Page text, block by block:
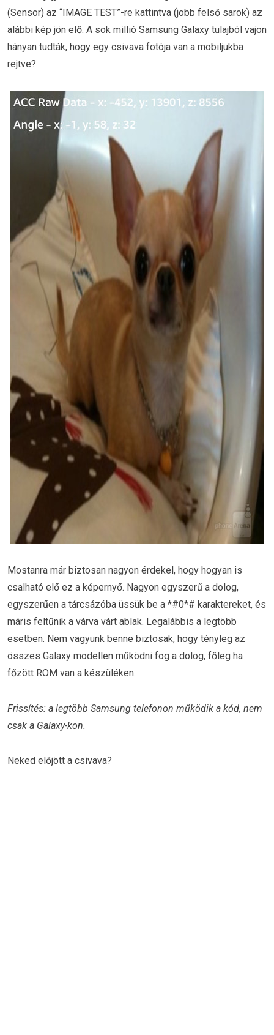
(Sensor) az “IMAGE TEST”-re kattintva (jobb felső sarok) az
alábbi kép jön elő. A sok millió Samsung Galaxy tulajból vajon
hányan tudták, hogy egy csivava fotója van a mobiljukba
rejtve?
Mostanra már biztosan nagyon érdekel, hogy hogyan is
csalható elő ez a képernyő. Nagyon egyszerű a dolog,
egyszerűen a tárcsázóba üssük be a *#0*# karaktereket, és
máris feltűnik a várva várt ablak. Legalábbis a legtöbb
esetben. Nem vagyunk benne biztosak, hogy tényleg az
összes Galaxy modellen működni fog a dolog, főleg ha
főzött ROM van a készüléken.
Frissítés: a legtöbb Samsung telefonon működik a kód, nem
csak a Galaxy-kon.
Neked előjött a csivava?